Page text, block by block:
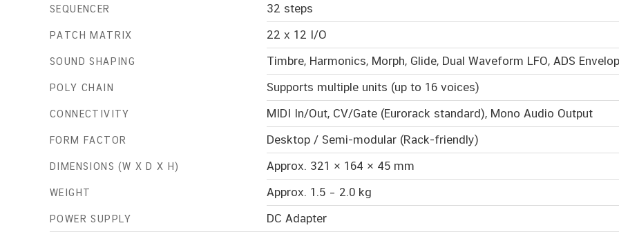
SEQUENCER 32 steps
PATCH MATRIX 22 x 12 I/O
SOUND SHAPING Timbre, Harmonics, Morph, Glide, Dual Waveform LFO, ADS
POLY CHAIN Supports multiple units (up to 16 voices)
CONNECTIVITY MIDI In/Out, CV/Gate (Eurorack standard), Mono Audio Output
FORM FACTOR Desktop / Semi-modular (Rack-friendly)
DIMENSIONS (W X D X H) Approx. 321 × 164 × 45 mm
WEIGHT Approx. 1.5 – 2.0 kg
POWER SUPPLY DC Adapter